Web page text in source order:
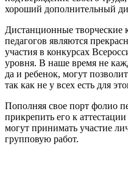
хороший дополнительный
Дистанционные творческие
педагогов являются
участия в конкурсах
уровня. В наше время не
да и ребенок, могут
так как не у всех есть для
Пополняя свое порт фолио
прикрепить его к
могут принимать участие
групповую работ.